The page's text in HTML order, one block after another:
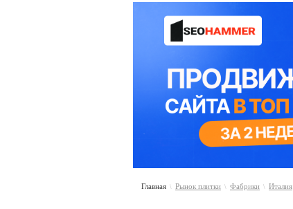
Главная \ Рынок плитки \ Фабрики \ Италия